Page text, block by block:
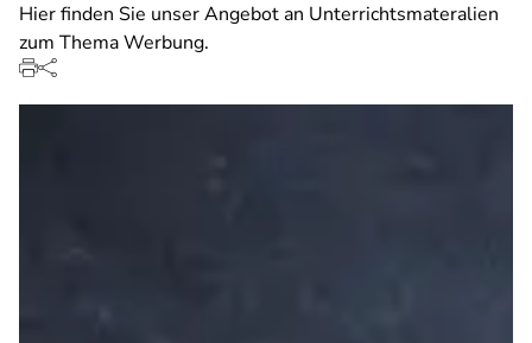
Hier finden Sie unser Angebot an Unterrichtsmateralien
zum Thema Werbung.